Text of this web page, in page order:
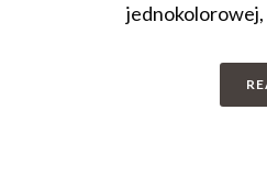
jednokolorowej,